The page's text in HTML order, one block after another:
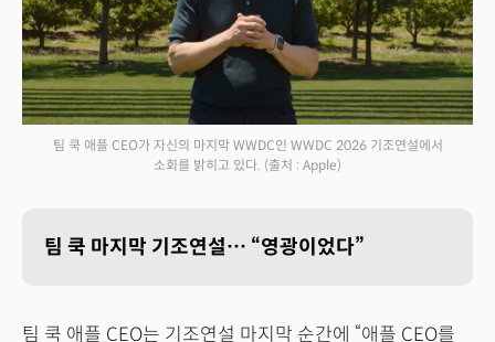
팀 쿡 애플 CEO가 자신의 마지막 WWDC인 WWDC 2026 기조연설에서
소회를 밝히고 있다. (출처 : Apple)
팀 쿡 마지막 기조연설… “영광이었다”
팀 쿡 애플 CEO는 기조연설 마지막 순간에 “애플 CEO를